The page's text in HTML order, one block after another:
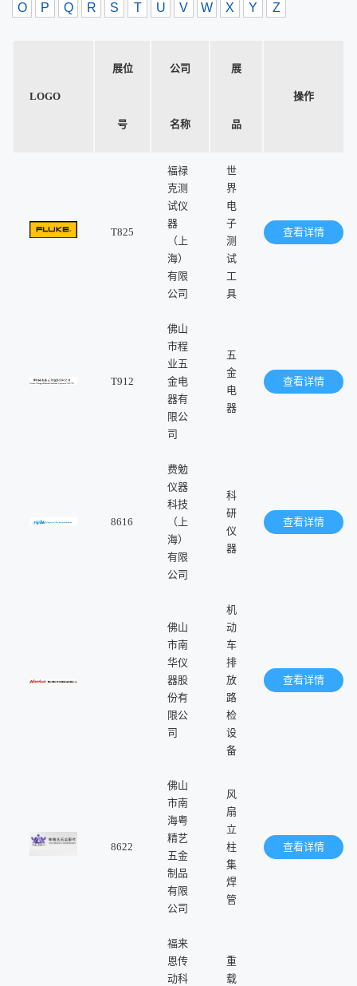
O
P Q R S T U V W X Y Z
LOGO
展位
号
公司
名称
展
品
操作
T825
福禄
克测
试仪
器
（上
海）
有限
公司
世
界
电
子
测
试
工
具
查看详情
T912
佛山
市程
业五
金电
器有
限公
司
五
金
电
器
查看详情
8616
费勉
仪器
科技
（上
海）
有限
公司
科
研
仪
器
查看详情
佛山
市南
华仪
器股
份有
限公
司
机
动
车
排
放
路
检
设
备
查看详情
8622
佛山
市南
海粤
精艺
五金
制品
有限
公司
风
扇
立
柱
集
焊
管
查看详情
福来
恩传
动科
重
载